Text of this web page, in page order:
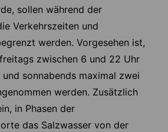
sollen während der
Verkehrszeiten und
werden. Vorgesehen ist,
zwischen 6 und 22 Uhr
sonnabends maximal zwei
werden. Zusätzlich
in Phasen der
das Salzwasser von der